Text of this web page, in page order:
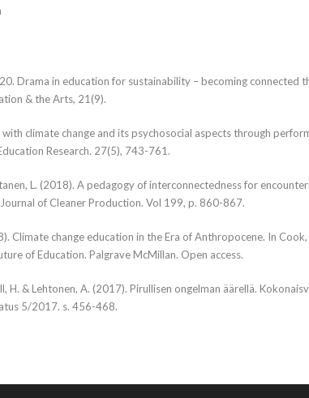
Drama in education for sustainability – becoming connected
& the Arts, 21(9).
climate change and its psychosocial aspects through
Research. 27(5), 743-761.
L. (2018). A pedagogy of interconnectedness for
of Cleaner Production. Vol 199, p. 860-867.
Climate change education in the Era of Anthropocene. In Cook,
of Education. Palgrave McMillan. Open access.
H. & Lehtonen, A. (2017). Pirullisen ongelman äärellä.
5/2017. s. 456-468.